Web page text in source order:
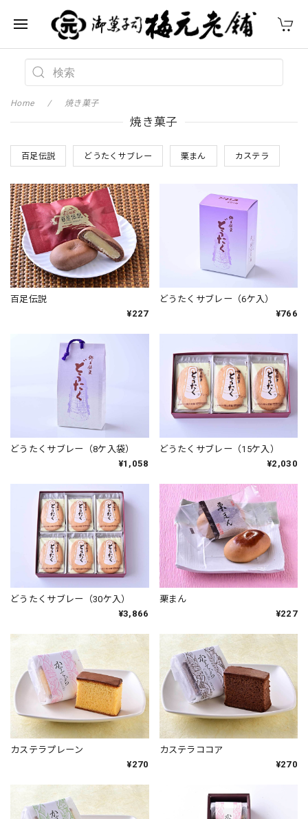
Home 焼き菓子
焼き菓子
百足伝説 どうたくサブレー 栗まん カステラ
百足伝説
¥227
どうたくサブレー（6ケ入）
¥766
どうたくサブレー（8ケ入袋）
¥1,058
どうたくサブレー（15ケ入）
¥2,030
どうたくサブレー（30ケ入）
¥3,866
栗まん
¥227
カステラプレーン
¥270
カステラココア
¥270